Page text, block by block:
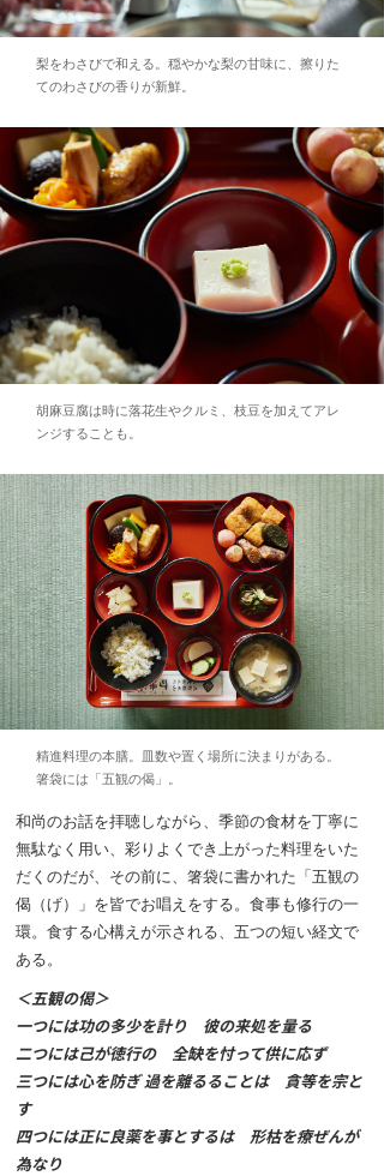
梨をわさびで和える。穏やかな梨の甘味に、擦りた
てのわさびの香りが新鮮。
胡麻豆腐は時に落花生やクルミ、枝豆を加えてアレ
ンジすることも。
精進料理の本膳。皿数や置く場所に決まりがある。
箸袋には「五観の偈」。
和尚のお話を拝聴しながら、季節の食材を丁寧に
無駄なく用い、彩りよくでき上がった料理をいた
だくのだが、その前に、箸袋に書かれた「五観の
偈（げ）」を皆でお唱えをする。食事も修行の一
環。食する心構えが示される、五つの短い経文で
ある。
＜五観の偈＞
一つには功の多少を計り 彼の来処を量る
二つには己が徳行の 全缺を忖って供に応ず
三つには心を防ぎ 過を離るることは 貪等を宗と
す
四つには正に良薬を事とするは 形枯を療ぜんが
為なり